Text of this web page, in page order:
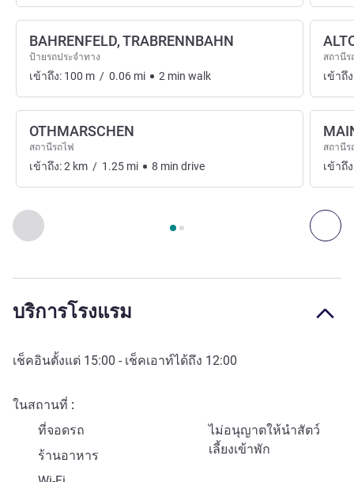
ก่อนหน้า - การเข้าถึงและระบบขนส่ง ถั
หน้า1 , การเข้าถึงและระบบขนส่ง 1 :, การเข้าถึงและระ
BAHRENFELD, TRABRENNBAHN
ป้ายรถประจำทาง
เข้าถึง: 100 m / 0.06 mi 2 min walk
OTHMARSCHEN
สถานีรถไฟ
เข้าถึง:2 km / 1.25 mi 8 min drive
สถานีร
เข้าถึ
สถานีร
เข้าถึ
บริการโรงแรม
เช็คอินตั้งแต่ 15:00 - เช็คเอาท์ได้ถึง 12:00
ในสถานที่
ที่จอดรถ
ไม่อนุญาตให้นำสัตว์
เลี้ยงเข้าพัก
ร้านอาหาร